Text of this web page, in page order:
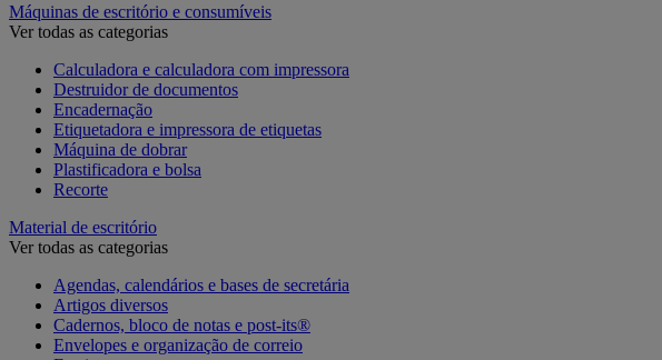
Máquinas de escritório e consumíveis
Ver todas as categorias
Calculadora e calculadora com impressora
Destruidor de documentos
Encadernação
Etiquetadora e impressora de etiquetas
Máquina de dobrar
Plastificadora e bolsa
Recorte
Material de escritório
Ver todas as categorias
Agendas, calendários e bases de secretária
Artigos diversos
Cadernos, bloco de notas e post-its®
Envelopes e organização de correio